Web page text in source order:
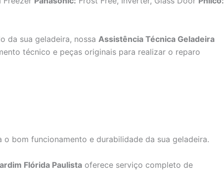
da sua geladeira, nossa Assistência Técnica Geladeira
técnico e peças originais para realizar o reparo
bom funcionamento e durabilidade da sua geladeira.
Flórida Paulista oferece serviço completo de